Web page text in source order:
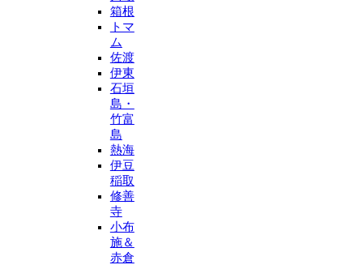
箱根
トマ
ム
佐渡
伊東
石垣
島・
竹富
島
熱海
伊豆
稲取
修善
寺
小布
施＆
赤倉